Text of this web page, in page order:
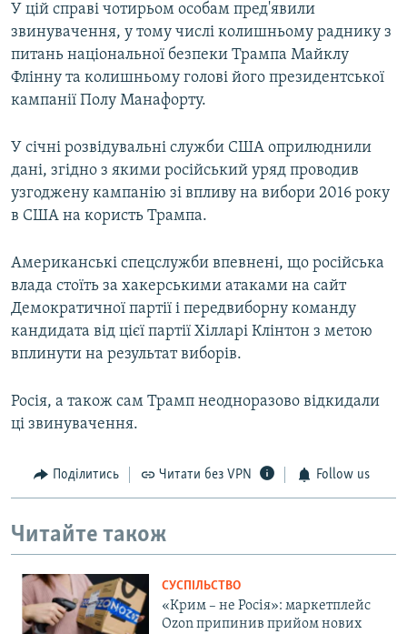
У цій справі чотирьом особам пред'явили
звинувачення, у тому числі колишньому раднику з
питань національної безпеки Трампа Майклу
Флінну та колишньому голові його президентської
кампанії Полу Манафорту.
У січні розвідувальні служби США оприлюднили
дані, згідно з якими російський уряд проводив
узгоджену кампанію зі впливу на вибори 2016 року
в США на користь Трампа.
Американські спецслужби впевнені, що російська
влада стоїть за хакерськими атаками на сайт
Демократичної партії і передвиборну команду
кандидата від цієї партії Хілларі Клінтон з метою
вплинути на результат виборів.
Росія, а також сам Трамп неодноразово відкидали
ці звинувачення.
Поділитись Читати без VPN Follow us
Читайте також
СУСПІЛЬСТВО
«Крим – не Росія»: маркетплейс
Ozon припинив прийом нових